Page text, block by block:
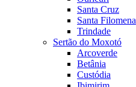
Santa Cruz
Santa Filomena
Trindade
Sertão do Moxotó
Arcoverde
Betânia
Custódia